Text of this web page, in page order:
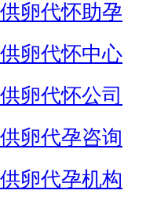
供卵代怀助孕
供卵代怀中心
供卵代怀公司
供卵代孕咨询
供卵代孕机构